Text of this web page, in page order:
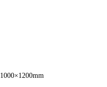
1000×1200mm